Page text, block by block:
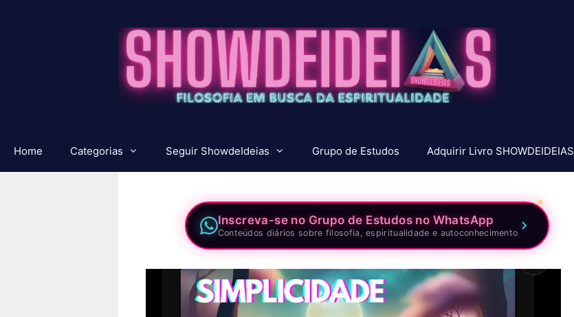
Home Categorias Seguir ShowdeIdeias Grupo de Estudos Adquirir Livro SHOWDEIDEIAS
Inscreva-se no Grupo de Estudos no WhatsApp
Conteúdos diários sobre filosofia, espiritualidade e autoconhecimento